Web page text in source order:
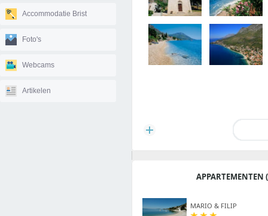
Accommodatie Brist
Foto's
Webcams
Artikelen
APPARTEMENTEN
MARIO & FILIP